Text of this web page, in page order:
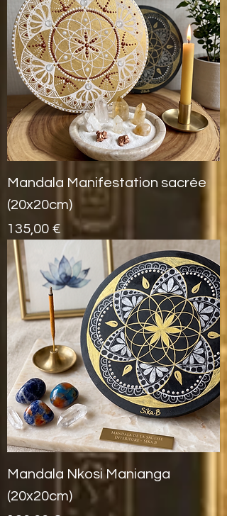
Mandala Manifestation sacrée
(20x20cm)
Prix
135,00 €
Mandala Nkosi Manianga
(20x20cm)